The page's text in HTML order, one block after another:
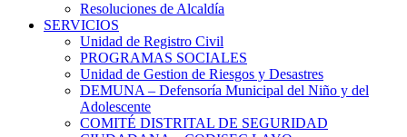
Resoluciones de Alcaldía
SERVICIOS
Unidad de Registro Civil
PROGRAMAS SOCIALES
Unidad de Gestion de Riesgos y Desastres
DEMUNA – Defensoría Municipal del Niño y del
Adolescente
COMITÉ DISTRITAL DE SEGURIDAD